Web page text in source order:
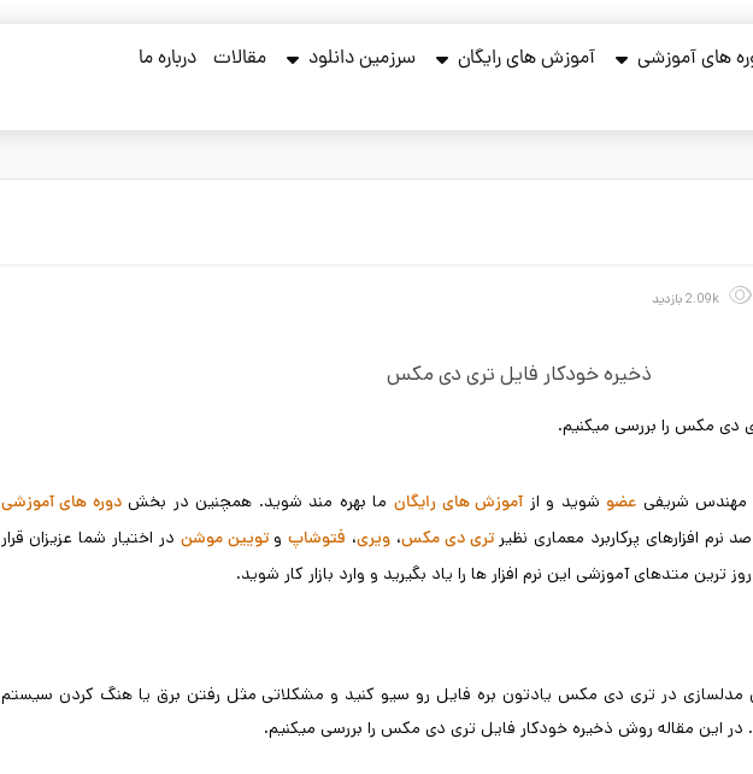
های آموزشی آموزش های رایگان سرزمین دانلود مقالات درباره ما
ذخیره خودکار فایل تری دی مکس
دی مکس را بررسی میکنیم.
مهندس شریفی عضو شوید و ازآموزش های رایگانما بهره مند شوید. همچنین در بخشدوره های آموزشی
افزارهای پرکاربرد معماری نظیرتری دی مکس، ویری، فتوشاپوتویین موشن در اختیار شما عزیزان قرار
ترین متدهای آموزشی این نرم افزار ها را یاد بگیرید و وارد بازار کار شوید.
مدلسازی در تری دی مکس یادتون بره فایل رو سیو کنید و مشکلاتی مثل رفتن برق یا هنگ کردن سیستم
این مقاله روش ذخیره خودکار فایل تری دی مکس را بررسی میکنیم.